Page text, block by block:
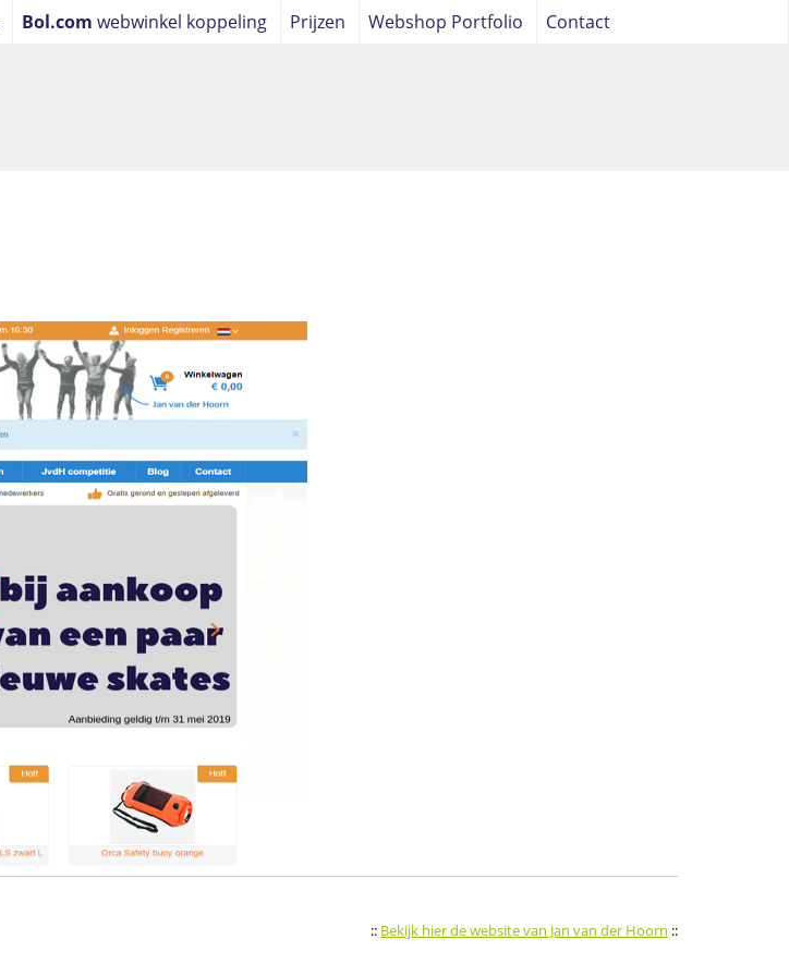
Bol.com webwinkel koppeling Prijzen Webshop Portfolio Contact
:: Bekijk hier de website van Jan van der Hoorn ::